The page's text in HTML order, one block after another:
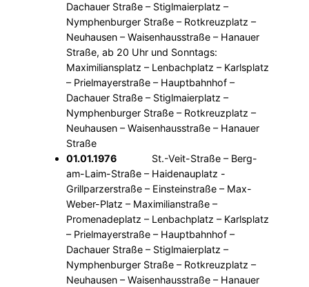
Dachauer Straße – Stiglmaierplatz –
Nymphenburger Straße – Rotkreuzplatz –
Neuhausen – Waisenhausstraße – Hanauer
Straße, ab 20 Uhr und Sonntags:
Maximiliansplatz – Lenbachplatz – Karlsplatz
– Prielmayerstraße – Hauptbahnhof –
Dachauer Straße – Stiglmaierplatz –
Nymphenburger Straße – Rotkreuzplatz –
Neuhausen – Waisenhausstraße – Hanauer
Straße
01.01.1976
St.-Veit-Straße – Berg-
am-Laim-Straße – Haidenauplatz -
Grillparzerstraße – Einsteinstraße – Max-
Weber-Platz – Maximilianstraße –
Promenadeplatz – Lenbachplatz – Karlsplatz
– Prielmayerstraße – Hauptbahnhof –
Dachauer Straße – Stiglmaierplatz –
Nymphenburger Straße – Rotkreuzplatz –
Neuhausen – Waisenhausstraße – Hanauer